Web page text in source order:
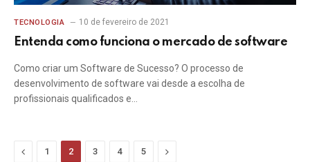
TECNOLOGIA 10 de fevereiro de 2021
Entenda como funciona o mercado de software
Como criar um Software de Sucesso? O processo de
desenvolvimento de software vai desde a escolha de
profissionais qualificados e…
Previous
1 2 3 4 5 Next